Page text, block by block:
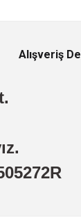
Alışveriş